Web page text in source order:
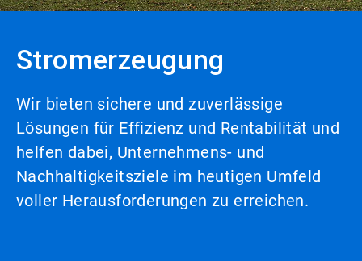
Stromerzeugung
Wir bieten sichere und zuverlässige
Lösungen für Effizienz und Rentabilität und
helfen dabei, Unternehmens- und
Nachhaltigkeitsziele im heutigen Umfeld
voller Herausforderungen zu erreichen.